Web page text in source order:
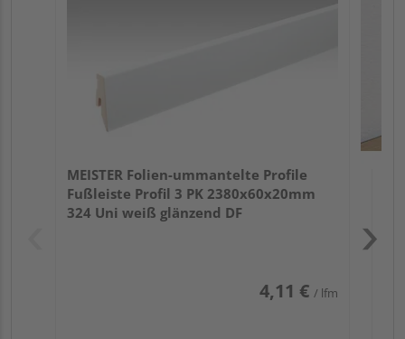
MEISTER Folien-ummantelte Profile
Fußleiste Profil 3 PK 2380x60x20mm
324 Uni weiß glänzend DF
4,11 € / lfm